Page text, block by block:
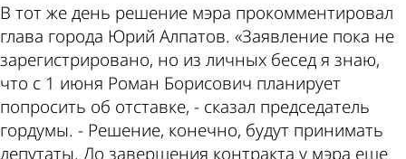
В тот же день решение мэра прокомментировал
глава города Юрий Алпатов. «Заявление пока не
зарегистрировано, но из личных бесед я знаю,
что с 1 июня Роман Борисович планирует
попросить об отставке, - сказал председатель
гордумы. - Решение, конечно, будут принимать
депутаты. До завершения контракта у мэра еще